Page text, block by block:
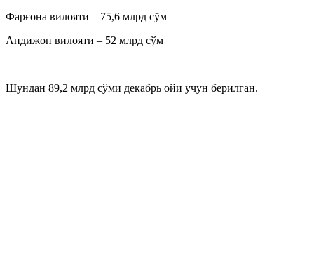
Фарғона вилояти – 75,6 млрд сўм
Андижон вилояти – 52 млрд сўм
Шундан 89,2 млрд сўми декабрь ойи учун берилган.